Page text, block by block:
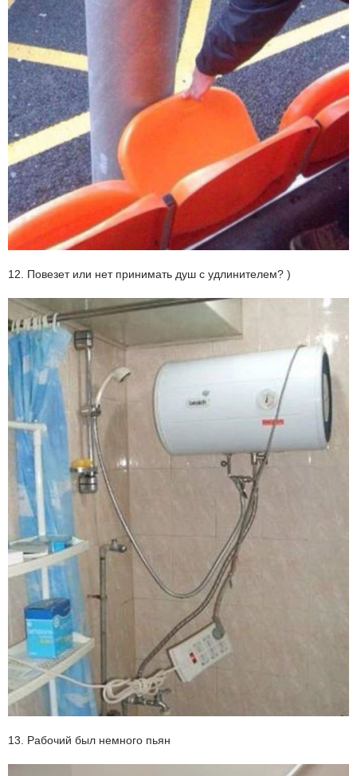
12. Повезет или нет принимать душ с удлинителем? )
13. Рабочий был немного пьян